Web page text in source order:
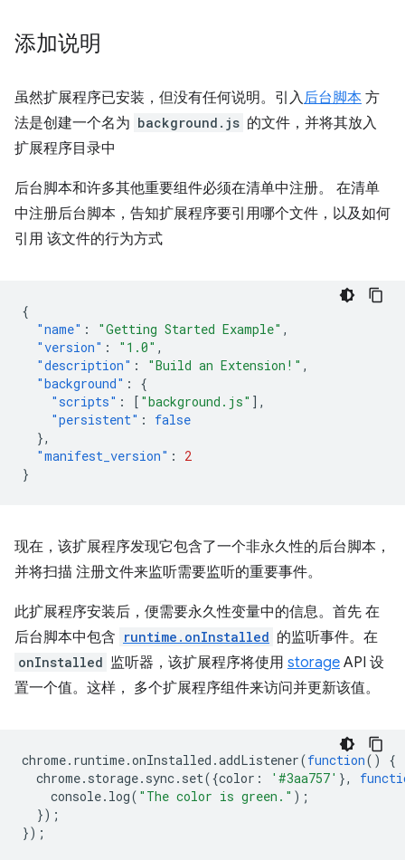
添加说明
虽然扩展程序已安装，但没有任何说明。引入后台脚本 方
法是创建一个名为 background.js 的文件，并将其放入
扩展程序目录中
后台脚本和许多其他重要组件必须在清单中注册。 在清单
中注册后台脚本，告知扩展程序要引用哪个文件，以及如何
引用 该文件的行为方式
{
"name" : "Getting Started Example" ,
"version" : "1.0" ,
"description" : "Build an Extension!" ,
"background" :
{
"scripts" : [ "background.js" ],
"persistent" :
false
},
"manifest_version" :
2
}
现在，该扩展程序发现它包含了一个非永久性的后台脚本，
并将扫描 注册文件来监听需要监听的重要事件。
此扩展程序安装后，便需要永久性变量中的信息。首先 在
后台脚本中包含 runtime.onInstalled 的监听事件。在
onInstalled 监听器，该扩展程序将使用 storage API 设
置一个值。这样， 多个扩展程序组件来访问并更新该值。
chrome. runtime.onInstalled .addListener(function()
{
chrome. storage. sync. set({color : '#3aa757' },
console. log( "The color is green." );
});
});